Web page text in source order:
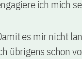
ich mich
es mir nicht
übrigens schon